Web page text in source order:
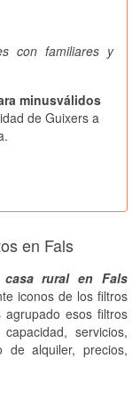
con familiares y
minusválidos
de Guixers a
en Fals
casa rural en Fals
iconos de los filtros
esos filtros
servicios,
de alquiler, precios,